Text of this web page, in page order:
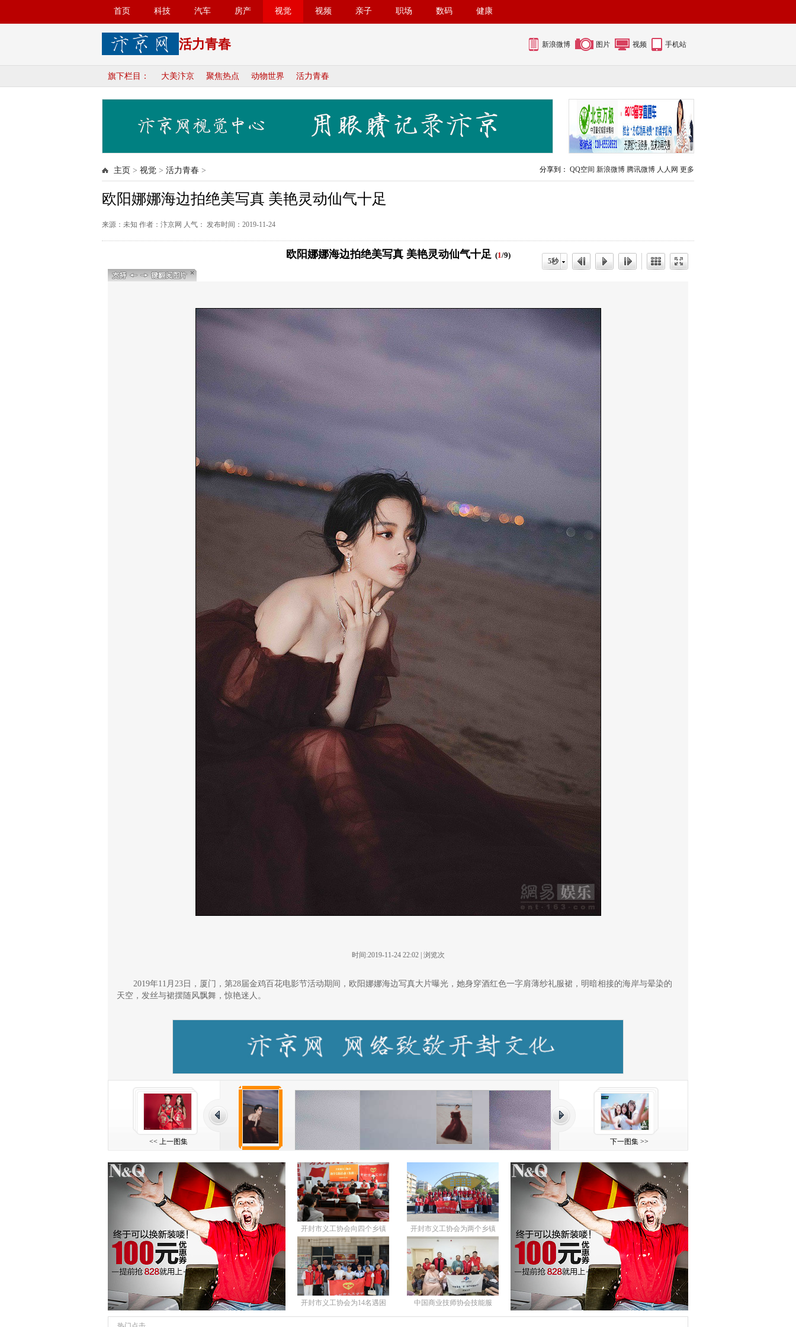
首页 科技 汽车 房产 视觉 视频 亲子 职场 数码 健康
活力青春 新浪微博 图片 视频 手机站
旗下栏目： 大美汴京 聚焦热点 动物世界 活力青春
主页 > 视觉 > 活力青春 > 分享到： QQ空间 新浪微博 腾讯微博 人人网 更多
欧阳娜娜海边拍绝美写真 美艳灵动仙气十足
来源：未知 作者：汴京网 人气： 发布时间：2019-11-24
欧阳娜娜海边拍绝美写真 美艳灵动仙气十足 (1/9)
5秒
时间:2019-11-24 22:02 | 浏览次
2019年11月23日，厦门，第28届金鸡百花电影节活动期间，欧阳娜娜海边写真大片曝光，她身穿酒红色一字肩薄纱礼服裙，明暗相接的海岸与晕染的
天空，发丝与裙摆随风飘舞，惊艳迷人。
来源：网易娱乐
<< 上一图集 下一图集 >>
开封市义工协会向四个乡镇
20名遇困生发
开封市义工协会为两个乡镇
58名遇困生发
开封市义工协会为14名遇困
生发放13000
中国商业技师协会技能服
务“益”起行开